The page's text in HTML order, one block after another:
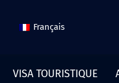
Français
VISA TOURISTIQUE